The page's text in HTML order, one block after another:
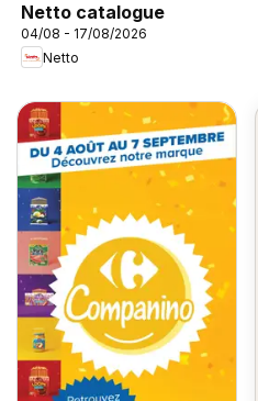
Netto catalogue
04/08 - 17/08/2026
Netto